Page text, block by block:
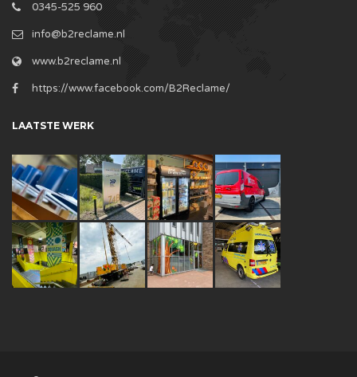
0345-525 960
info@b2reclame.nl
www.b2reclame.nl
https://www.facebook.com/B2Reclame/
LAATSTE WERK